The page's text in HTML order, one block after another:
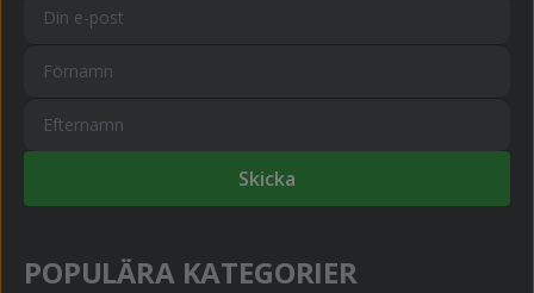
Skicka
POPULÄRA KATEGORIER